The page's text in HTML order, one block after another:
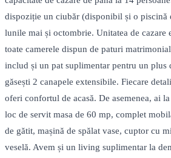
dispoziție un ciubăr (disponibil și o piscină
lunile mai și octombrie. Unitatea de cazare
toate camerele dispun de paturi
includ și un pat suplimentar pentru un
găsești 2 canapele extensibile. Fiecare
oferi confortul de acasă. De asemenea, ai
loc de servit masa de 60 mp, complet
de gătit, mașină de spălat vase, cuptor cu
veselă. Avem și un living suplimentar la